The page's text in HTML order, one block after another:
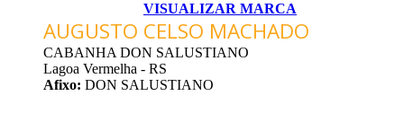
VISUALIZAR MARCA
AUGUSTO CELSO MACHADO
CABANHA DON SALUSTIANO
Lagoa Vermelha - RS
Afixo: DON SALUSTIANO